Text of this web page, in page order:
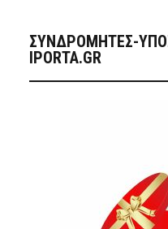
ΣΥΝΔΡΟΜΗΤΈΣ-
IPORTA.GR